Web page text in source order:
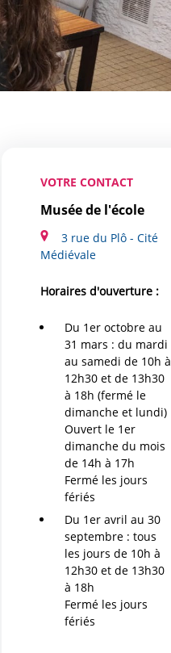
VOTRE CONTACT
Musée de l'école
3 rue du Plô - Cité
Médiévale
Horaires d'ouverture :
Du 1er octobre au
31 mars : du mardi
au samedi de 10h à
12h30 et de 13h30
à 18h (fermé le
dimanche et lundi)
Ouvert le 1er
dimanche du mois
de 14h à 17h
Fermé les jours
fériés
Du 1er avril au 30
septembre : tous
les jours de 10h à
12h30 et de 13h30
à 18h
Fermé les jours
fériés